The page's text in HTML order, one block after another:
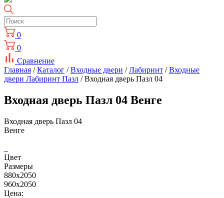
0
0
Сравнение
Главная /Каталог /Входные двери /Лабиринт /Входные
двери Лабиринт Пазл / Входная дверь Пазл 04
Входная дверь Пазл 04 Венге
Входная дверь Пазл 04
Венге
Цвет
Размеры
880х2050
960х2050
Цена: